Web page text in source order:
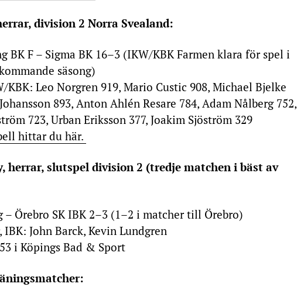
division 2 Norra Svealand:
BK F – Sigma BK 16–3 (IKW/KBK Farmen klara för spel i
säsong)
KBK: Leo Norgren 919, Mario Custic 908, Michael Bjelke
893, Anton Ahlén Resare 784, Adam Nålberg 752,
723, Urban Eriksson 377, Joakim Sjöström 329
hittar du här.
herrar, slutspel division 2 (tredje matchen i bäst av
– Örebro SK IBK 2–3 (1–2 i matcher till Örebro)
John Barck, Kevin Lundgren
i Köpings Bad & Sport